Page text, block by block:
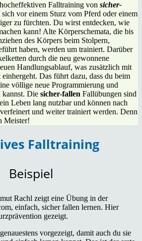
Falltraining von sicher-
sich vor einem Sturz vom Pferd oder einem
zu fürchten. Du wirst entdecken, wie
kann! Alte Körperschemata, die bis
des Körpers beim Stolpern,
haben, werden um trainiert. Darüber
durch die neu gewonnene
Handlungsablauf, was zusätzlich mit
Das führt dazu, dass du beim
völlige neue Programmierung und
kannst. Die sicher-fallen Fallübungen sind
Leben lang nutzbar und können nach
und weiter trainiert werden. Denn
Meister!
Falltraining
Beispiel
vorgezeigt, damit auch du sie